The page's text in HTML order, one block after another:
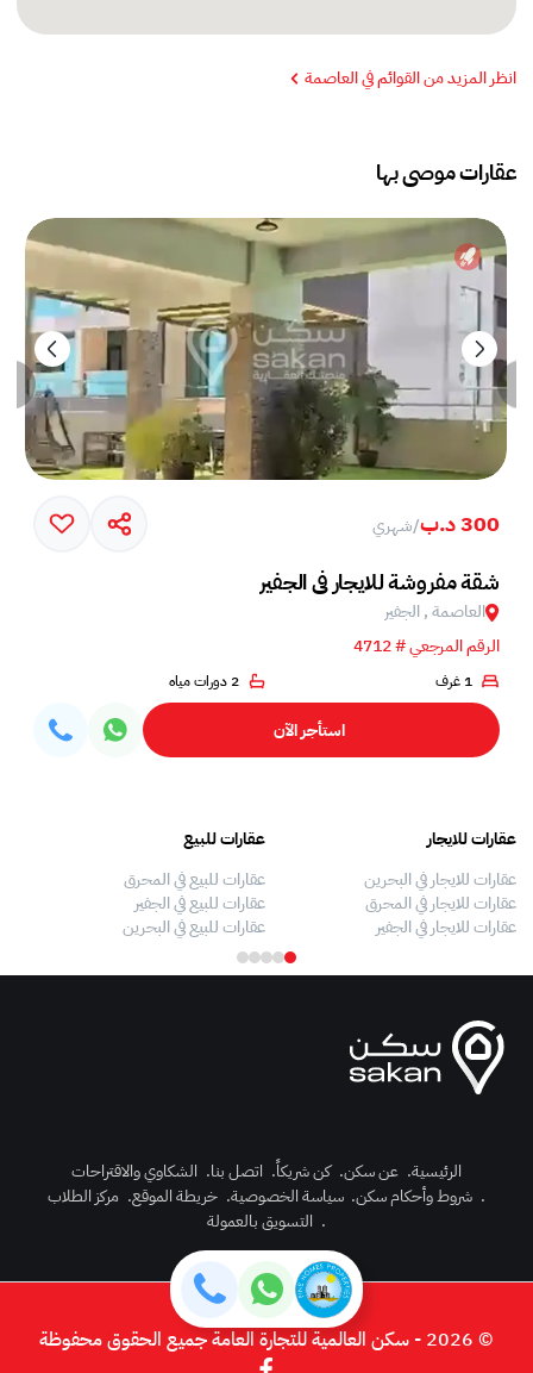
انظر المزيد من القوائم في العاصمة
عقارات موصى بها
300 د.ب /شهري
شقة مفروشة للايجار في الجفير
العاصمة , الجفير
الرقم المرجعي # 4712
1 غرف 2 دورات مياه
استأجر الآن
عقارات للايجار
عقارات للايجار في البحرين
عقارات للايجار في المحرق
عقارات للايجار في الجفير
عقارات للبيع
عقارات للبيع في المحرق
عقارات للبيع في الجفير
عقارات للبيع في البحرين
الرئيسية. عن سكن. كن شريكاً. اتصل بنا. الشكاوي والاقتراحات
. شروط وأحكام سكن. سياسة الخصوصية. خريطة الموقع. مركز الطلاب
. التسويق بالعمولة
© 2026 - سكن العالمية للتجارة العامة جميع الحقوق محفوظة